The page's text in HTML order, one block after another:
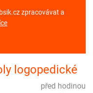
zpracovávat a
logopedické
před hodinou